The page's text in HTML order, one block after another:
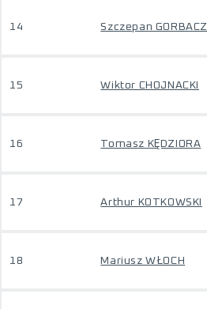
14 Szczepan GORBACZ
15 Wiktor CHOJNACKI
16 Tomasz KĘDZIORA
17 Arthur KOTKOWSKI
18 Mariusz WŁOCH